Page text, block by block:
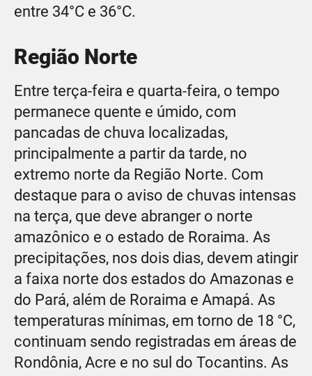
entre 34°C e 36°C.
Região Norte
Entre terça-feira e quarta-feira, o tempo
permanece quente e úmido, com
pancadas de chuva localizadas,
principalmente a partir da tarde, no
extremo norte da Região Norte. Com
destaque para o aviso de chuvas intensas
na terça, que deve abranger o norte
amazônico e o estado de Roraima. As
precipitações, nos dois dias, devem atingir
a faixa norte dos estados do Amazonas e
do Pará, além de Roraima e Amapá. As
temperaturas mínimas, em torno de 18 °C,
continuam sendo registradas em áreas de
Rondônia, Acre e no sul do Tocantins. As